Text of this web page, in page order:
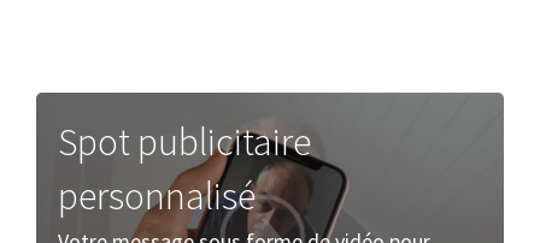
Spot publicitaire
personnalisé